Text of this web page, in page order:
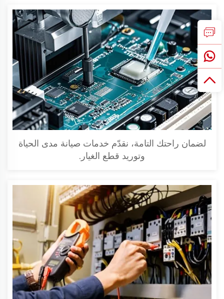
لضمان راحتك التامة، نقدّم خدمات صيانة مدى الحياة
وتوريد قطع الغيار.